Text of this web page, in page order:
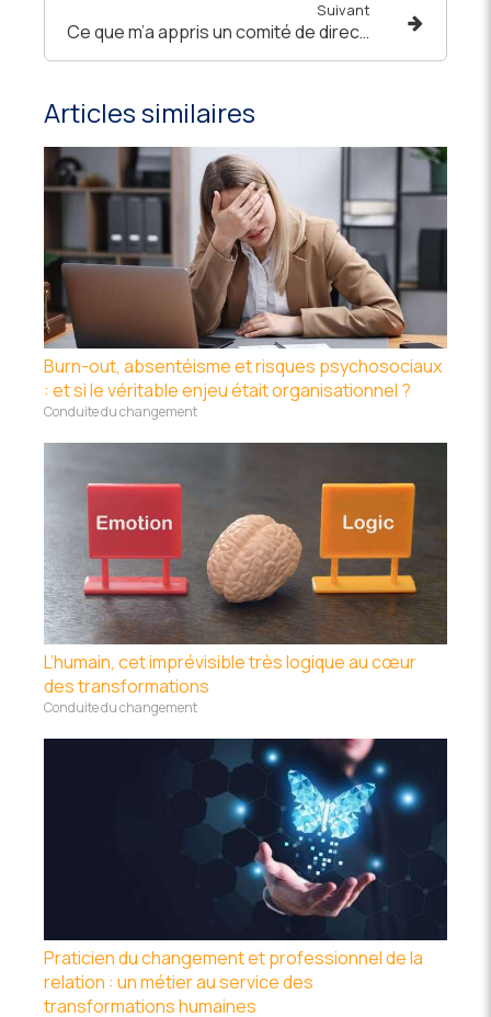
Suivant
Ce que m’a appris un comité de direction sur le pouvoir des non-dits
Articles similaires
Burn-out, absentéisme et risques psychosociaux
: et si le véritable enjeu était organisationnel ?
Conduite du changement
L’humain, cet imprévisible très logique au cœur
des transformations
Conduite du changement
Praticien du changement et professionnel de la
relation : un métier au service des
transformations humaines